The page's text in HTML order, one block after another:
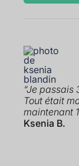
“Je passais
Tout était
maintenant
Ksenia B.